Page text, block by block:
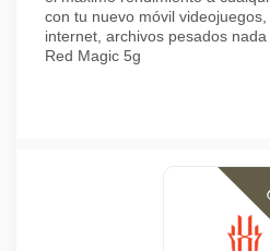
con tu nuevo móvil
internet, archivos pesados
Red Magic 5g